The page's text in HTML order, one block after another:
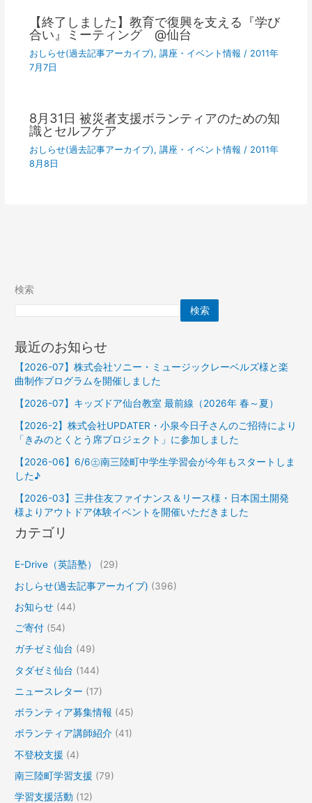
【終了しました】教育で復興を支える『学び
合い』ミーティング @仙台
おしらせ(過去記事アーカイブ), 講座・イベント情報 / 2011年
7月7日
8月31日 被災者支援ボランティアのための知
識とセルフケア
おしらせ(過去記事アーカイブ), 講座・イベント情報 / 2011年
8月8日
検索
検索
最近のお知らせ
【2026-07】株式会社ソニー・ミュージックレーベルズ様と楽
曲制作プログラムを開催しました
【2026-07】キッズドア仙台教室 最前線（2026年 春～夏）
【2026-2】株式会社UPDATER・小泉今日子さんのご招待により
「きみのとくとう席プロジェクト」に参加しました
【2026-06】6/6㊏南三陸町中学生学習会が今年もスタートしま
した♪
【2026-03】三井住友ファイナンス＆リース様・日本国土開発
様よりアウトドア体験イベントを開催いただきました
カテゴリ
E-Drive（英語塾）
(29)
おしらせ(過去記事アーカイブ) (396)
お知らせ (44)
ご寄付 (54)
ガチゼミ仙台 (49)
タダゼミ仙台 (144)
ニュースレター (17)
ボランティア募集情報 (45)
ボランティア講師紹介 (41)
不登校支援 (4)
南三陸町学習支援 (79)
学習支援活動 (12)